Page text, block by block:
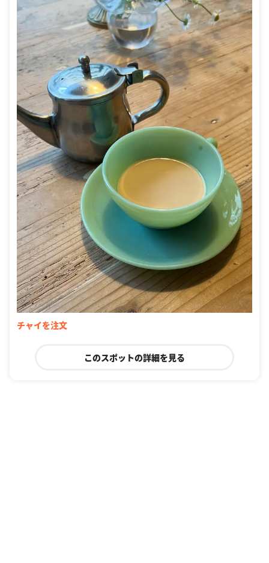
チャイを注文
このスポットの詳細を見る